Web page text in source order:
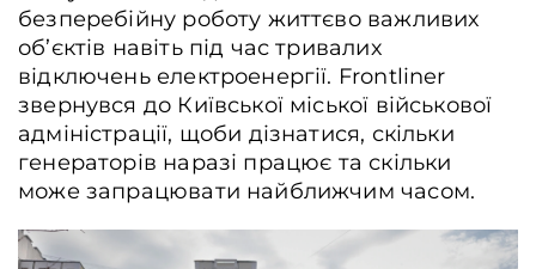
Встановлення пункту незламності на Троєщині, де мешканці без світла та
опалення можуть переночувати, зарядити гаджети та випити гарячого чаю,
Київ, Україна, 25 січня 2026 року. Данило Дубчак / Frontliner
безперебійну роботу життєво важливих
об’єктів навіть під час тривалих
відключень електроенергії. Frontliner
звернувся до Київської міської військової
адміністрації, щоби дізнатися, скільки
генераторів наразі працює та скільки
може запрацювати найближчим часом.